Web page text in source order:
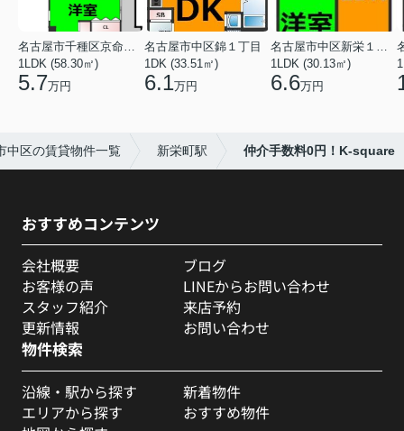
1LDK (58.30㎡)
5.7万円
名古屋市中区錦１丁目
1DK (33.51㎡)
6.1万円
1LDK (30.13㎡)
6.6万円
中区の賃貸物件一覧 新栄町駅 仲介手数料0円！K-square
おすすめコンテンツ
会社概要
お客様の声
スタッフ紹介
更新情報
ブログ
LINEからお問い合わせ
来店予約
お問い合わせ
物件検索
沿線・駅から探す
エリアから探す
新着物件
おすすめ物件